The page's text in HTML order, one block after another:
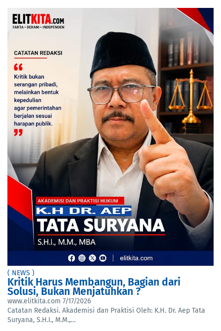
( NEWS )
Kritik Harus Membangun, Bagian dari
Solusi, Bukan Menjatuhkan ?
www.elitkita.com 7/17/2026
Catatan Redaksi. Akademisi dan Praktisi Oleh: K.H. Dr. Aep Tata
Suryana, S.H.I., M.M.,…